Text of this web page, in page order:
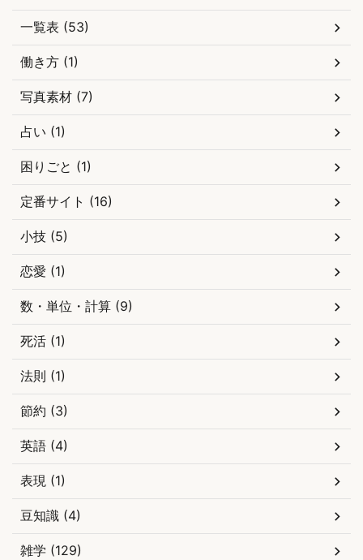
一覧表 (53)
働き方 (1)
写真素材 (7)
占い (1)
困りごと (1)
定番サイト (16)
小技 (5)
恋愛 (1)
数・単位・計算 (9)
死活 (1)
法則 (1)
節約 (3)
英語 (4)
表現 (1)
豆知識 (4)
雑学 (129)